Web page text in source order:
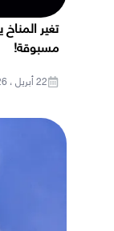
تغير
مسبوقة!
22 أبريل ، 2026